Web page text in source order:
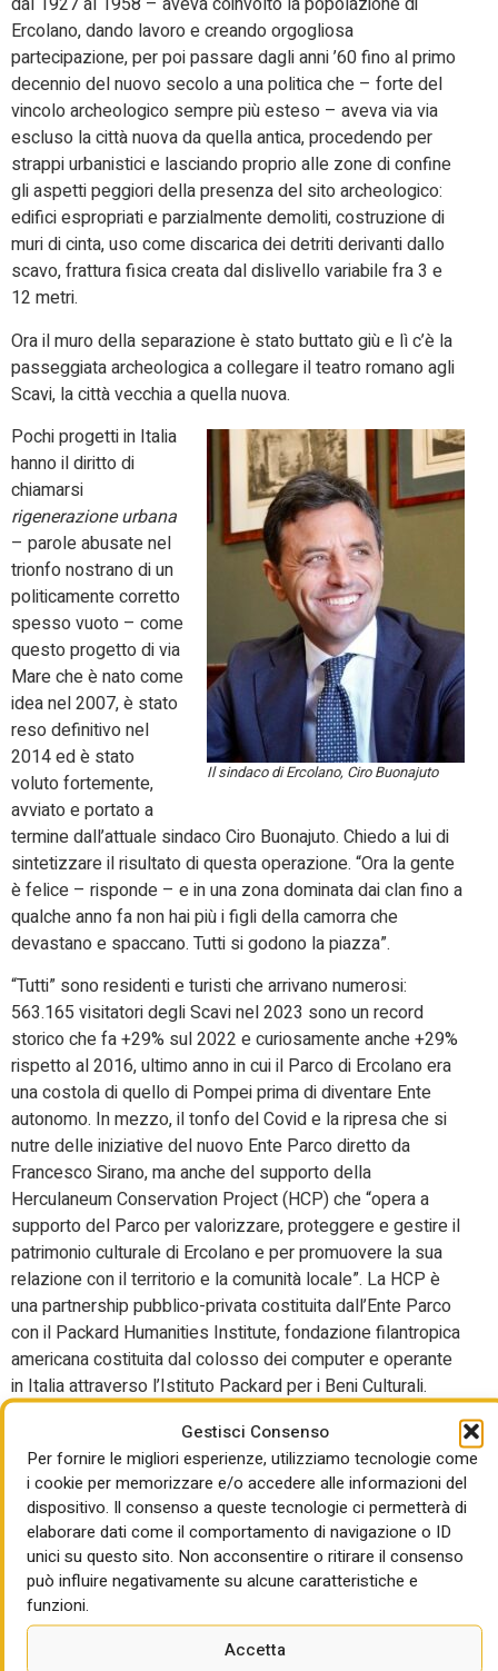
Gestisci Consenso
Per fornire le migliori esperienze, utilizziamo tecnologie come
i cookie per memorizzare e/o accedere alle informazioni del
dispositivo. Il consenso a queste tecnologie ci permetterà di
elaborare dati come il comportamento di navigazione o ID
unici su questo sito. Non acconsentire o ritirare il consenso
può influire negativamente su alcune caratteristiche e
funzioni.
Accetta
Ercolano, dando lavoro e creando orgogliosa
partecipazione, per poi passare dagli anni ’60 fino al primo
decennio del nuovo secolo a una politica che – forte del
vincolo archeologico sempre più esteso – aveva via via
escluso la città nuova da quella antica, procedendo per
strappi urbanistici e lasciando proprio alle zone di confine
gli aspetti peggiori della presenza del sito archeologico:
edifici espropriati e parzialmente demoliti, costruzione di
muri di cinta, uso come discarica dei detriti derivanti dallo
scavo, frattura fisica creata dal dislivello variabile fra 3 e
12 metri.
Ora il muro della separazione è stato buttato giù e lì c’è la
passeggiata archeologica a collegare il teatro romano agli
Scavi, la città vecchia a quella nuova.
Il sindaco di Ercolano, Ciro Buonajuto
Pochi progetti in Italia
hanno il diritto di
chiamarsi
rigenerazione urbana
– parole abusate nel
trionfo nostrano di un
politicamente corretto
spesso vuoto – come
questo progetto di via
Mare che è nato come
idea nel 2007, è stato
reso definitivo nel
2014 ed è stato
voluto fortemente,
avviato e portato a
termine dall’attuale sindaco Ciro Buonajuto. Chiedo a lui di
sintetizzare il risultato di questa operazione. “Ora la gente
è felice – risponde – e in una zona dominata dai clan fino a
qualche anno fa non hai più i figli della camorra che
devastano e spaccano. Tutti si godono la piazza”.
“Tutti” sono residenti e turisti che arrivano numerosi:
563.165 visitatori degli Scavi nel 2023 sono un record
storico che fa +29% sul 2022 e curiosamente anche +29%
rispetto al 2016, ultimo anno in cui il Parco di Ercolano era
una costola di quello di Pompei prima di diventare Ente
autonomo. In mezzo, il tonfo del Covid e la ripresa che si
nutre delle iniziative del nuovo Ente Parco diretto da
Francesco Sirano, ma anche del supporto della
Herculaneum Conservation Project (HCP) che “opera a
supporto del Parco per valorizzare, proteggere e gestire il
patrimonio culturale di Ercolano e per promuovere la sua
relazione con il territorio e la comunità locale”. La HCP è
una partnership pubblico-privata costituita dall’Ente Parco
con il Packard Humanities Institute, fondazione filantropica
americana costituita dal colosso dei computer e operante
in Italia attraverso l’Istituto Packard per i Beni Culturali.
Il progetto che ha portato alla creazione di Piazza Carlo di
Borbone – investimento complessivo di 6,1 milioni di cui
2,6 coperti da fondi pubblici europei, nazionali e locali e 3,5
da fondi privati provenienti appunto dall’Istituto Packard
per i beni culturali – ha un mix così raro di elementi che
diventa un manuale e un esercizio di anatomia del
progetto-tipo di rigenerazione urbana perfetto. Starebbe di
sicuro nella cinquina per il Premio Oscar dei progetti di